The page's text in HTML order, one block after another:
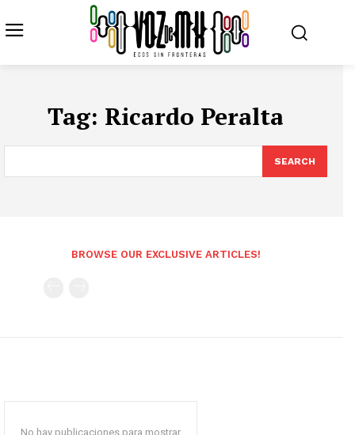
Tag: Ricardo Peralta
SEARCH
BROWSE OUR EXCLUSIVE ARTICLES!
No hay publicaciones para mostrar